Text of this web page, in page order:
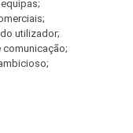
utilizador;
comunicação;